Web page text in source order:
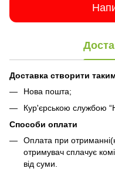
Доставка створити
Нова пошта;
Кур'єрською службою
Способи оплати
Оплата при
отримувач сплачує
від суми.